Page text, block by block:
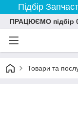
Підбір
ПРАЦЮЄМО підбір
Товари та